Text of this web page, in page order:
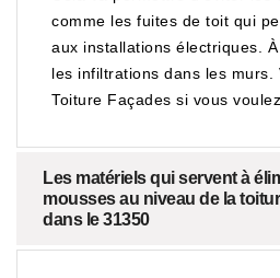
comme les fuites de toit qui
aux installations électriques.
les infiltrations dans les murs.
Toiture Façades si vous
Les matériels qui servent à
mousses au niveau de la
dans le 31350